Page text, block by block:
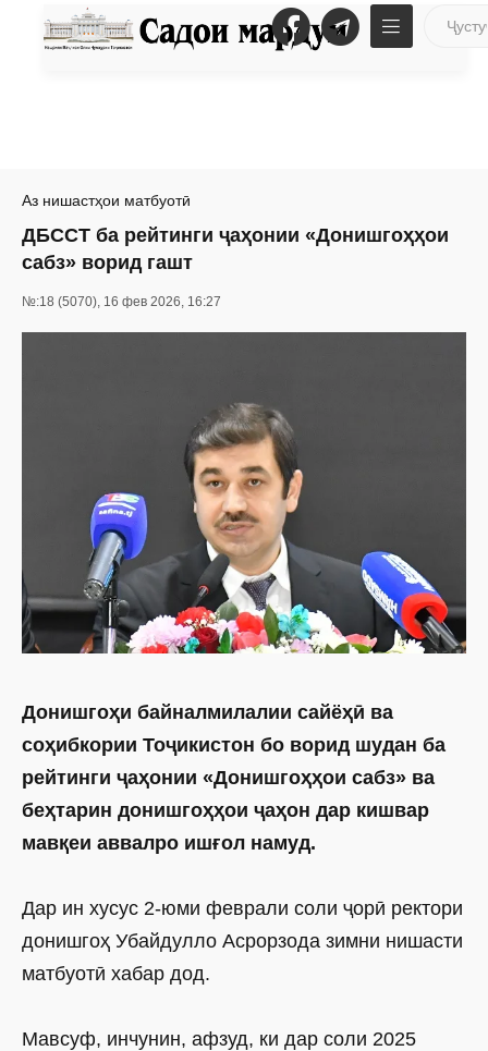
Аз нишастҳои матбуотӣ
ДБССТ ба рейтинги ҷаҳонии «Донишгоҳҳои
сабз» ворид гашт
№:18 (5070), 16 фев 2026, 16:27
Донишгоҳи байналмилалии сайёҳӣ ва
соҳибкории Тоҷикистон бо ворид шудан ба
рейтинги ҷаҳонии «Донишгоҳҳои сабз» ва
беҳтарин донишгоҳҳои ҷаҳон дар кишвар
мавқеи аввалро ишғол намуд.
Дар ин хусус 2-юми феврали соли ҷорӣ ректори
донишгоҳ Убайдулло Асрорзода зимни нишасти
матбуотӣ хабар дод.
Мавсуф, инчунин, афзуд, ки дар соли 2025